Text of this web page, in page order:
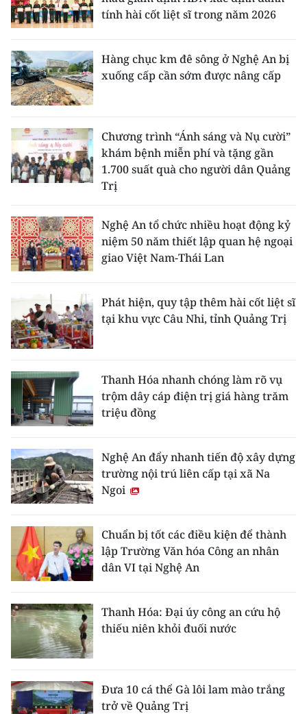
tính hài cốt liệt sĩ trong năm 2026
Hàng chục km đê sông ở Nghệ An bị
xuống cấp cần sớm được nâng cấp
Chương trình “Ánh sáng và Nụ cười”
khám bệnh miễn phí và tặng gần
1.700 suất quà cho người dân Quảng
Trị
Nghệ An tổ chức nhiều hoạt động kỷ
niệm 50 năm thiết lập quan hệ ngoại
giao Việt Nam-Thái Lan
Phát hiện, quy tập thêm hài cốt liệt sĩ
tại khu vực Câu Nhi, tỉnh Quảng Trị
Thanh Hóa nhanh chóng làm rõ vụ
trộm dây cáp điện trị giá hàng trăm
triệu đồng
Nghệ An đẩy nhanh tiến độ xây dựng
trường nội trú liên cấp tại xã Na
Ngoi
Chuẩn bị tốt các điều kiện để thành
lập Trường Văn hóa Công an nhân
dân VI tại Nghệ An
Thanh Hóa: Đại úy công an cứu hộ
thiếu niên khỏi đuối nước
Đưa 10 cá thể Gà lôi lam mào trắng
trở về Quảng Trị